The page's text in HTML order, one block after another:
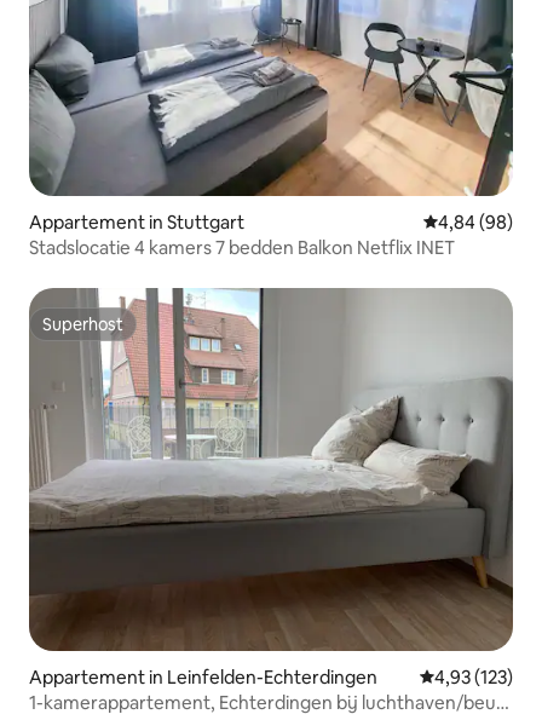
Appartement in Stuttgart Gemiddelde
4,84 (98)
Stadslocatie 4 kamers 7 bedden Balkon Netflix INET
Superhost
Superhost
Appartement in Leinfelden-Echterdingen Gemiddelde
4,93 (123)
1-kamerappartement, Echterdingen bij luchthaven/beurs